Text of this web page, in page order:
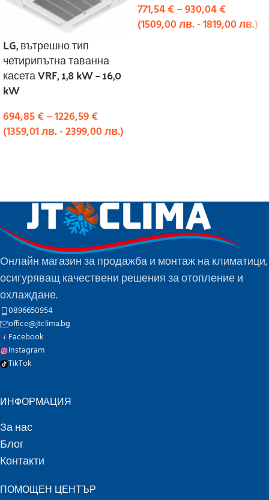
LG, вътрешно тип
четирипътна таванна
касета VRF, 1,8 kW – 16,0
kW
694,85€–1226,59€
(1359,01лв.-2399,00лв.)
771,54€–930,04€
(1509,00лв.-1819,00лв.)
Онлайн магазин за продажба и монтаж на климатици,
осигуряващ качествени решения за отопление и
охлаждане.
0896650954
office@jtclima.bg
Facebook
Instagram
TikTok
ИНФОРМАЦИЯ
За нас
Блог
Контакти
ПОМОЩЕН ЦЕНТЪР